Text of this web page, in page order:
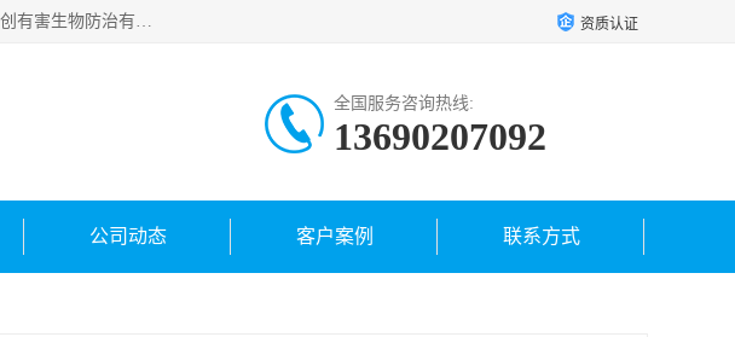
佛山白蚁防治公司,佛山白蚁防治哪家好,佛山杀虫公司,佛山除四害公司,佛山灭白蚁公司,佛山白蚁防治佛山儒创有害生物防治有限公司是一家佛山杀虫公司、佛山除四害公司、佛山灭白蚁公司、佛山白蚁防治公司，让您远离虫害困扰。要问佛山白蚁防治哪家好？佛山儒创有害生物防治有限公司全佛山、广州，正规公司，上门勘查，可靠，售后有保障。 资质认证
全国服务咨询热线:
13690207092
公司动态 客户案例 联系方式